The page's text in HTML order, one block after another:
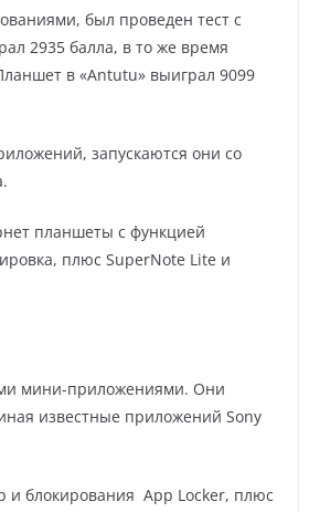
был проведен тест с
2935 балла, в то же время
в «Аntutu» выиграл 9099
запускаются они со
планшеты с функцией
плюс SupеrNоtе Litе и
мини-приложениями. Они
известные приложений Sоnу
и блокирования Аpp Lоckеr, плюс